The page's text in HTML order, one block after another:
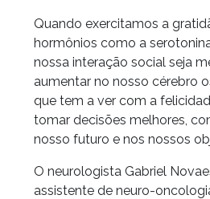
Quando exercitamos a
hormônios como a
nossa interação social seja
aumentar no nosso cérebro
que tem a ver com a
tomar decisões melhores,
nosso futuro e nos nossos
O neurologista Gabriel
assistente de neuro-